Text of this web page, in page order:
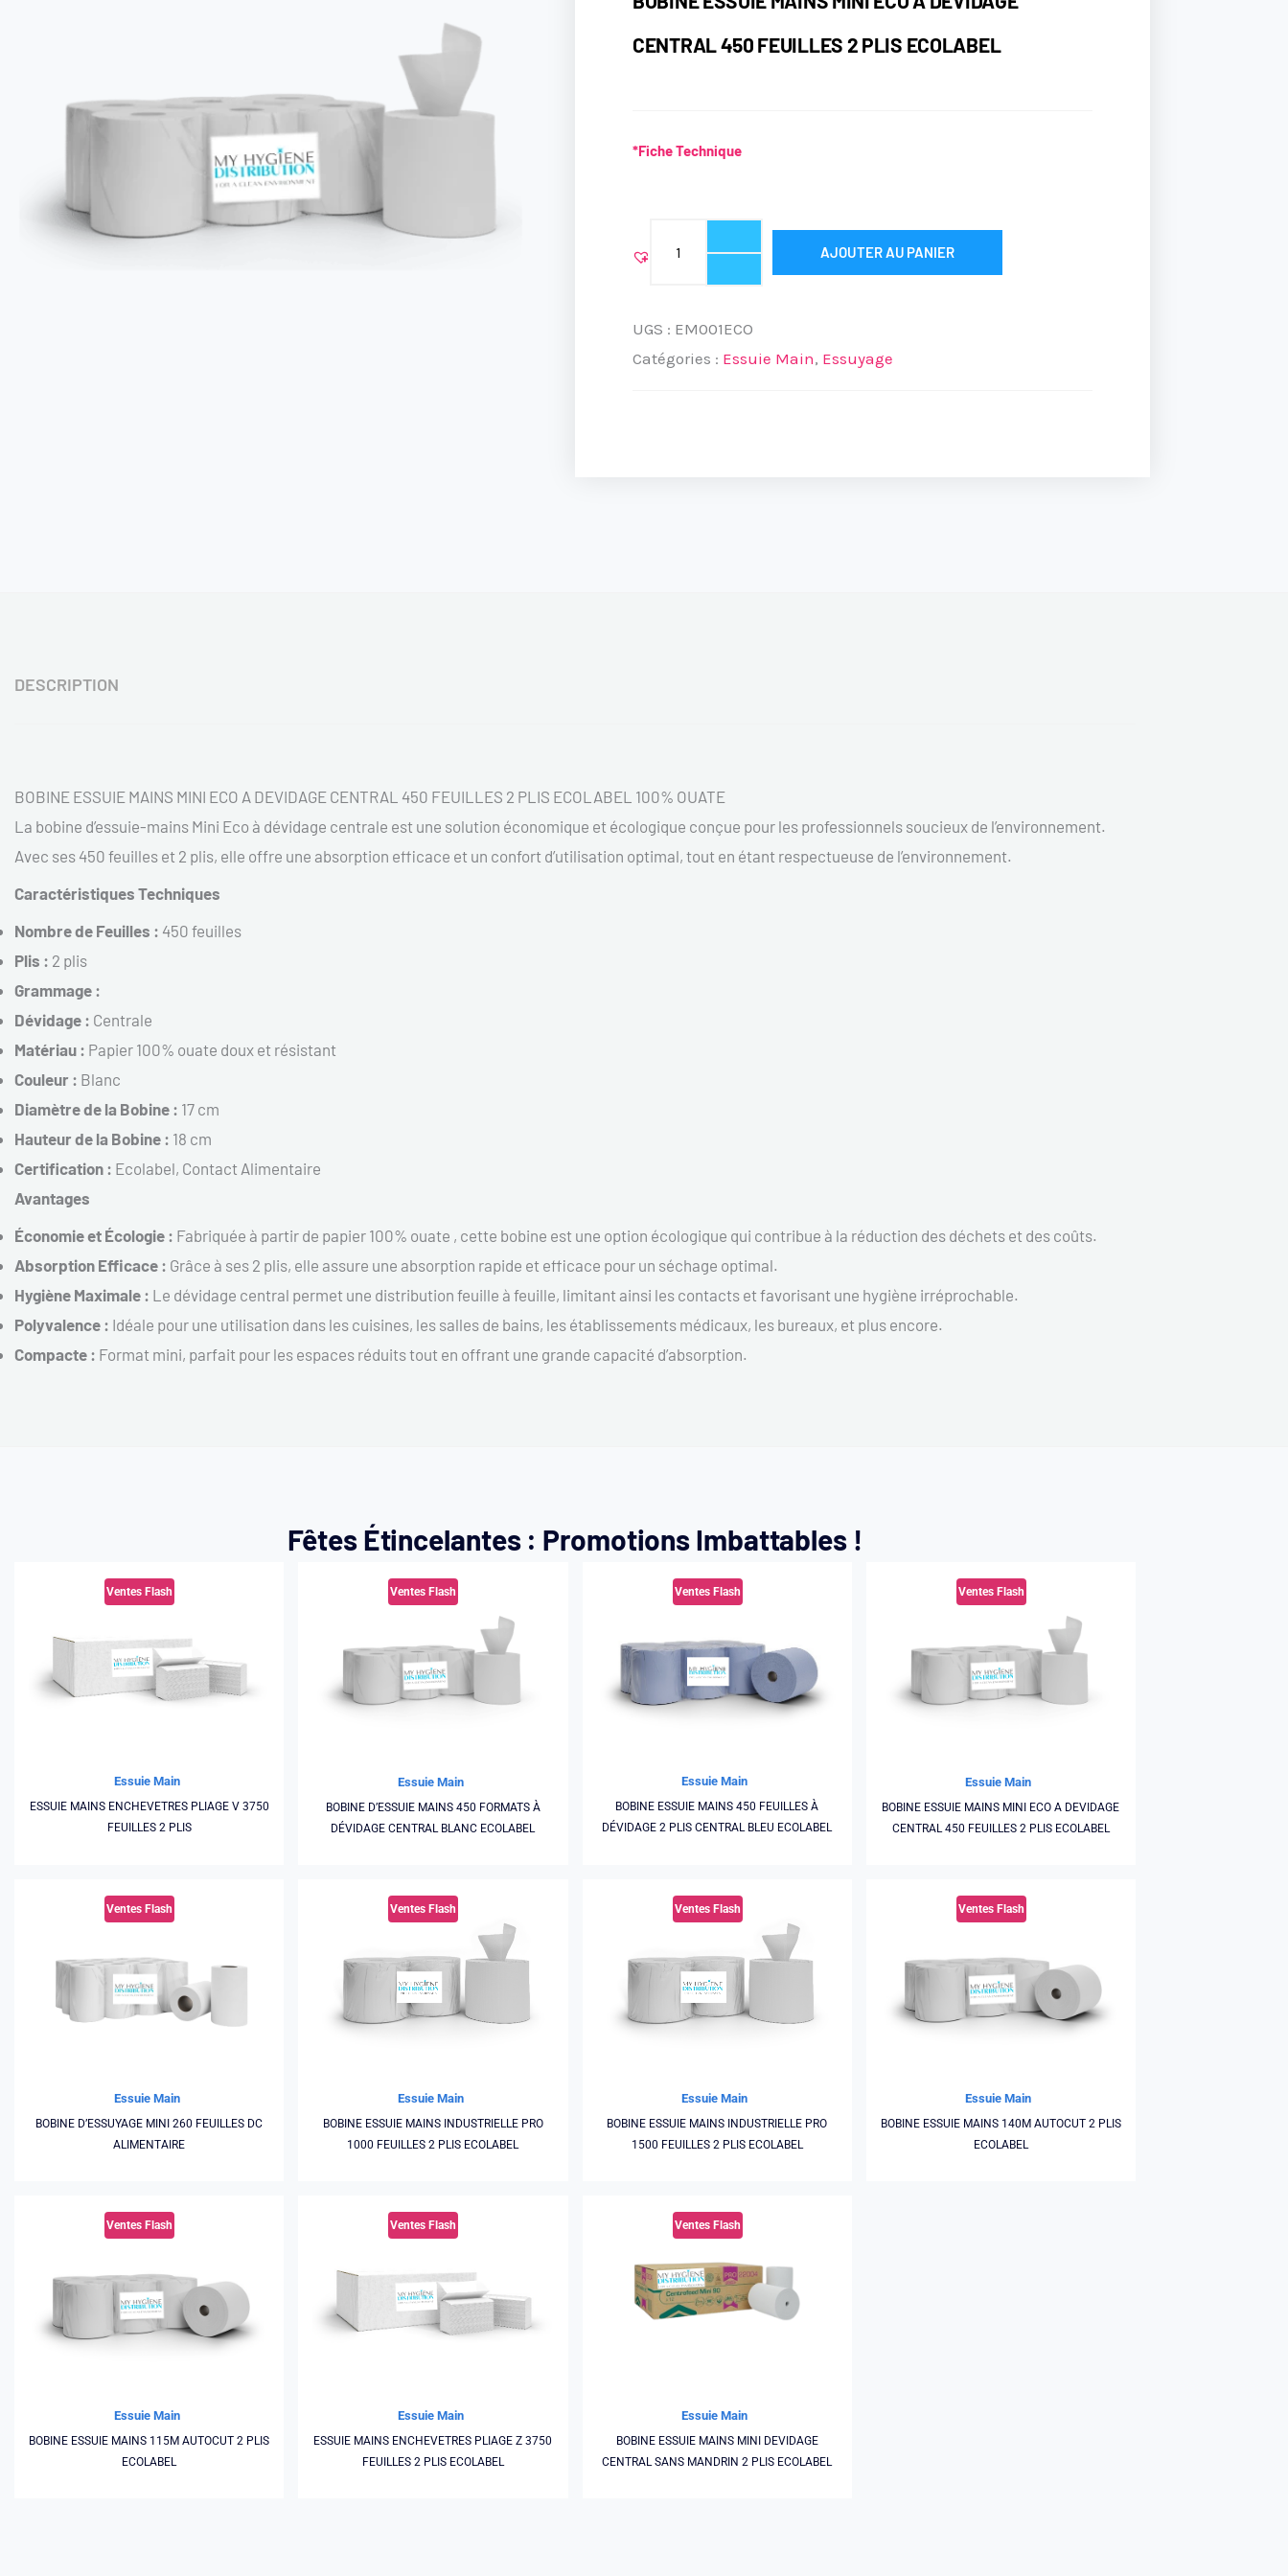
CENTRAL 450 FEUILLES 2 PLIS ECOLABEL
*Fiche Technique
ESSUIE
MAINS
AJOUTER AU PANIER
UGS : EM001ECO
Catégories : Essuie Main, Essuyage
DESCRIPTION
BOBINE ESSUIE MAINS MINI ECO A DEVIDAGE CENTRAL 450 FEUILLES 2 PLIS ECOLABEL 100% OUATE
La bobine d’essuie-mains Mini Eco à dévidage centrale est une solution économique et écologique conçue pour les professionnels soucieux de l’environnement.
Avec ses 450 feuilles et 2 plis, elle offre une absorption efficace et un confort d’utilisation optimal, tout en étant respectueuse de l’environnement.
Caractéristiques Techniques
Nombre de Feuilles : 450 feuilles
Plis : 2 plis
Grammage :
Dévidage : Centrale
Matériau : Papier 100% ouate doux et résistant
Couleur : Blanc
Diamètre de la Bobine : 17 cm
Hauteur de la Bobine : 18 cm
Certification : Ecolabel, Contact Alimentaire
Avantages
Économie et Écologie : Fabriquée à partir de papier 100% ouate , cette bobine est une option écologique qui contribue à la réduction des déchets et des coûts.
Absorption Efficace : Grâce à ses 2 plis, elle assure une absorption rapide et efficace pour un séchage optimal.
Hygiène Maximale : Le dévidage central permet une distribution feuille à feuille, limitant ainsi les contacts et favorisant une hygiène irréprochable.
Polyvalence : Idéale pour une utilisation dans les cuisines, les salles de bains, les établissements médicaux, les bureaux, et plus encore.
Compacte : Format mini, parfait pour les espaces réduits tout en offrant une grande capacité d’absorption.
Fêtes Étincelantes : Promotions Imbattables !
Ventes Flash
Essuie Main
ESSUIE MAINS ENCHEVETRES PLIAGE V 3750
FEUILLES 2 PLIS
Ventes Flash
Essuie Main
BOBINE D’ESSUIE MAINS 450 FORMATS À
DÉVIDAGE CENTRAL BLANC ECOLABEL
Ventes Flash
Essuie Main
BOBINE ESSUIE MAINS 450 FEUILLES À
DÉVIDAGE 2 PLIS CENTRAL BLEU ECOLABEL
Ventes Flash
Essuie Main
BOBINE ESSUIE MAINS MINI ECO A DEVIDAGE
CENTRAL 450 FEUILLES 2 PLIS ECOLABEL
Ventes Flash
Essuie Main
BOBINE D’ESSUYAGE MINI 260 FEUILLES DC
ALIMENTAIRE
Ventes Flash
Essuie Main
BOBINE ESSUIE MAINS INDUSTRIELLE PRO
1000 FEUILLES 2 PLIS ECOLABEL
Ventes Flash
Essuie Main
BOBINE ESSUIE MAINS INDUSTRIELLE PRO
1500 FEUILLES 2 PLIS ECOLABEL
Ventes Flash
Essuie Main
BOBINE ESSUIE MAINS 140M AUTOCUT 2 PLIS
ECOLABEL
Ventes Flash
Essuie Main
BOBINE ESSUIE MAINS 115M AUTOCUT 2 PLIS
ECOLABEL
Ventes Flash
Essuie Main
ESSUIE MAINS ENCHEVETRES PLIAGE Z 3750
FEUILLES 2 PLIS ECOLABEL
Ventes Flash
Essuie Main
BOBINE ESSUIE MAINS MINI DEVIDAGE
CENTRAL SANS MANDRIN 2 PLIS ECOLABEL